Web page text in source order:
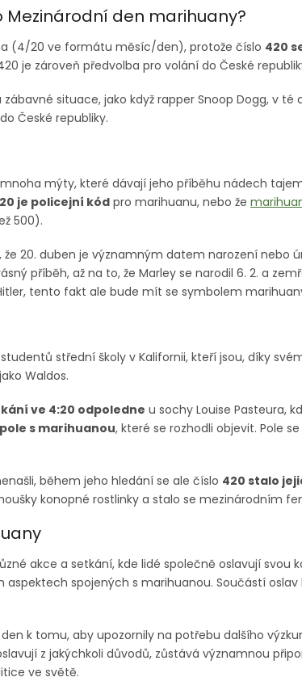
Mezinárodní den marihuany?
(4/20 ve formátu měsíc/den), protože číslo 420
je zároveň předvolba pro volání do České
situace, jako když rapper Snoop Dogg, v
České republiky.
mýty, které dávají jeho příběhu nádech
je policejní kód pro marihuanu, nebo že
500).
20. duben je významným datem narození nebo
příběh, až na to, že Marley se narodil 6. 2. a
tento fakt ale bude mít se symbolem
studentů střední školy v Kalifornii, kteří jsou, díky
Waldos.
ve 4:20 odpoledne u sochy Louise Pasteura,
s marihuanou, které se rozhodli objevit. Pole
během jeho hledání se ale číslo 420 stalo
konopné rostlinky a stalo se mezinárodním
akce a setkání, kde lidé společně oslavují svou
spojených s marihuanou. Součástí oslav
k tomu, aby upozornily na potřebu dalšího
z jakýchkoli důvodů, zůstává významnou
ve světě.